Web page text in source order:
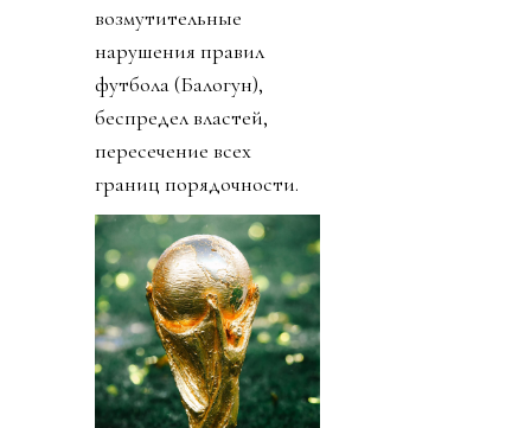
возмутительные
нарушения правил
футбола (Балогун),
беспредел властей,
пересечение всех
границ порядочности.